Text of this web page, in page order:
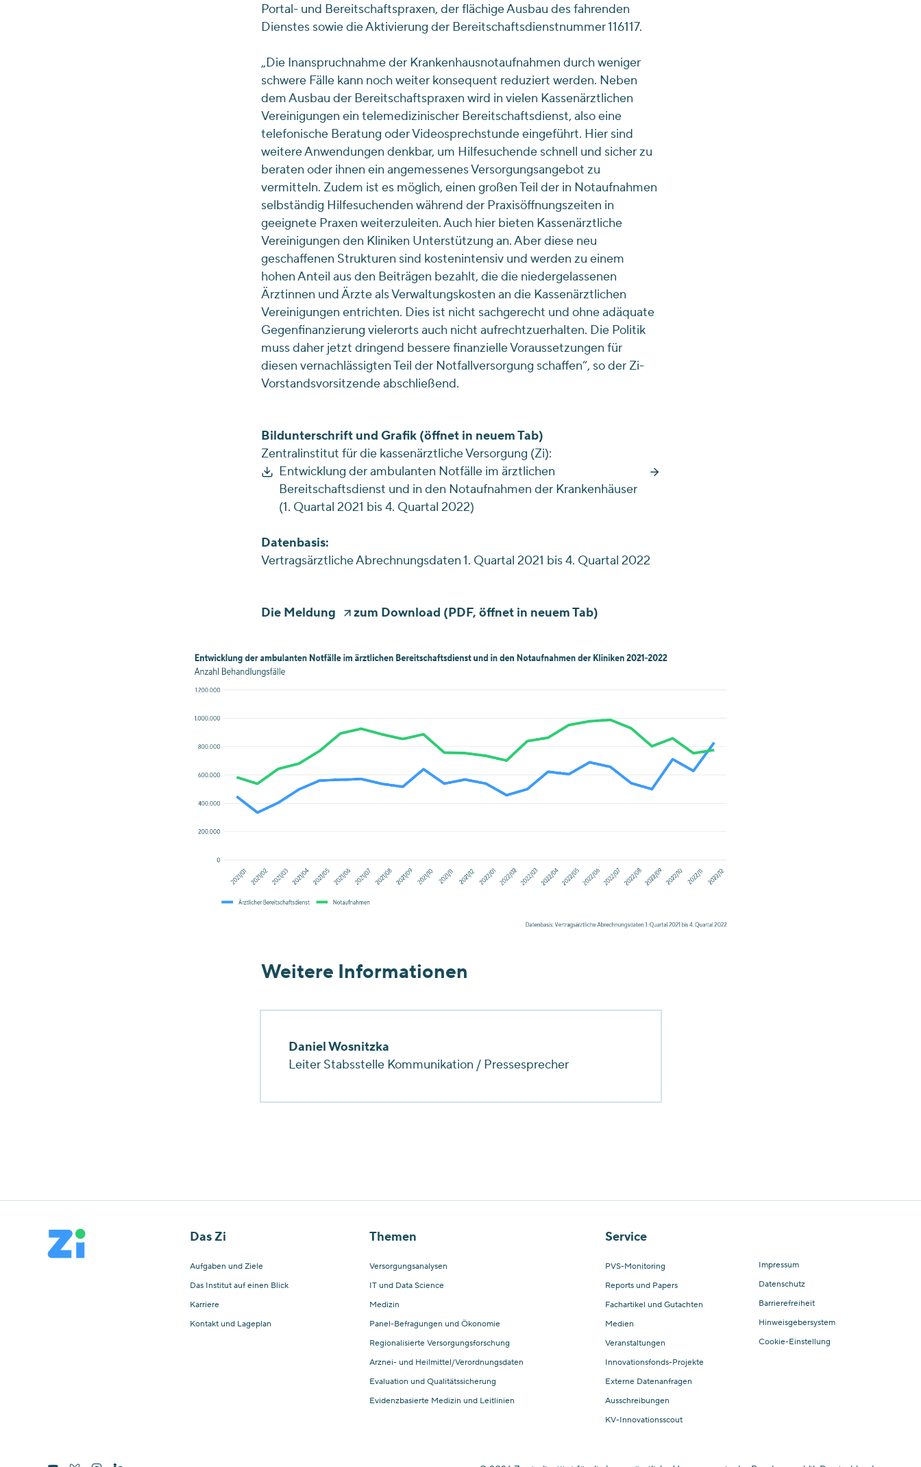
Portal- und Bereitschaftspraxen, der flächige Ausbau des fahrenden
Dienstes sowie die Aktivierung der Bereitschaftsdienstnummer 116117.
„Die Inanspruchnahme der Krankenhausnotaufnahmen durch weniger
schwere Fälle kann noch weiter konsequent reduziert werden. Neben
dem Ausbau der Bereitschaftspraxen wird in vielen Kassenärztlichen
Vereinigungen ein telemedizinischer Bereitschaftsdienst, also eine
telefonische Beratung oder Videosprechstunde eingeführt. Hier sind
weitere Anwendungen denkbar, um Hilfesuchende schnell und sicher zu
beraten oder ihnen ein angemessenes Versorgungsangebot zu
vermitteln. Zudem ist es möglich, einen großen Teil der in Notaufnahmen
selbständig Hilfesuchenden während der Praxisöffnungszeiten in
geeignete Praxen weiterzuleiten. Auch hier bieten Kassenärztliche
Vereinigungen den Kliniken Unterstützung an. Aber diese neu
geschaffenen Strukturen sind kostenintensiv und werden zu einem
hohen Anteil aus den Beiträgen bezahlt, die die niedergelassenen
Ärztinnen und Ärzte als Verwaltungskosten an die Kassenärztlichen
Vereinigungen entrichten. Dies ist nicht sachgerecht und ohne adäquate
Gegenfinanzierung vielerorts auch nicht aufrechtzuerhalten. Die Politik
muss daher jetzt dringend bessere finanzielle Voraussetzungen für
diesen vernachlässigten Teil der Notfallversorgung schaffen“, so der Zi-
Vorstandsvorsitzende abschließend.
Bildunterschrift und Grafik (öffnet in neuem Tab)
Zentralinstitut für die kassenärztliche Versorgung (Zi):
Entwicklung der ambulanten Notfälle im ärztlichen
Bereitschaftsdienst und in den Notaufnahmen der Krankenhäuser
(1. Quartal 2021 bis 4. Quartal 2022)
Datenbasis:
Vertragsärztliche Abrechnungsdaten 1. Quartal 2021 bis 4. Quartal 2022
Die Meldung zum Download (PDF, öffnet in neuem Tab)
Weitere Informationen
Daniel Wosnitzka
Leiter Stabsstelle Kommunikation / Pressesprecher
Das Zi
Aufgaben und Ziele
Das Institut auf einen Blick
Karriere
Kontakt und Lageplan
Themen
Versorgungsanalysen
IT und Data Science
Medizin
Panel-Befragungen und Ökonomie
Regionalisierte Versorgungsforschung
Arznei- und Heilmittel/Verordnungsdaten
Evaluation und Qualitätssicherung
Evidenzbasierte Medizin und Leitlinien
Service
PVS-Monitoring
Reports und Papers
Fachartikel und Gutachten
Medien
Veranstaltungen
Innovationsfonds-Projekte
Externe Datenanfragen
Ausschreibungen
KV-Innovationsscout
Impressum
Datenschutz
Barrierefreiheit
Hinweisgebersystem
Cookie-Einstellung